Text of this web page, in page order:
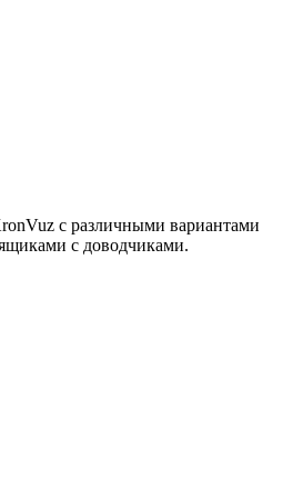
с различными вариантами
с доводчиками.